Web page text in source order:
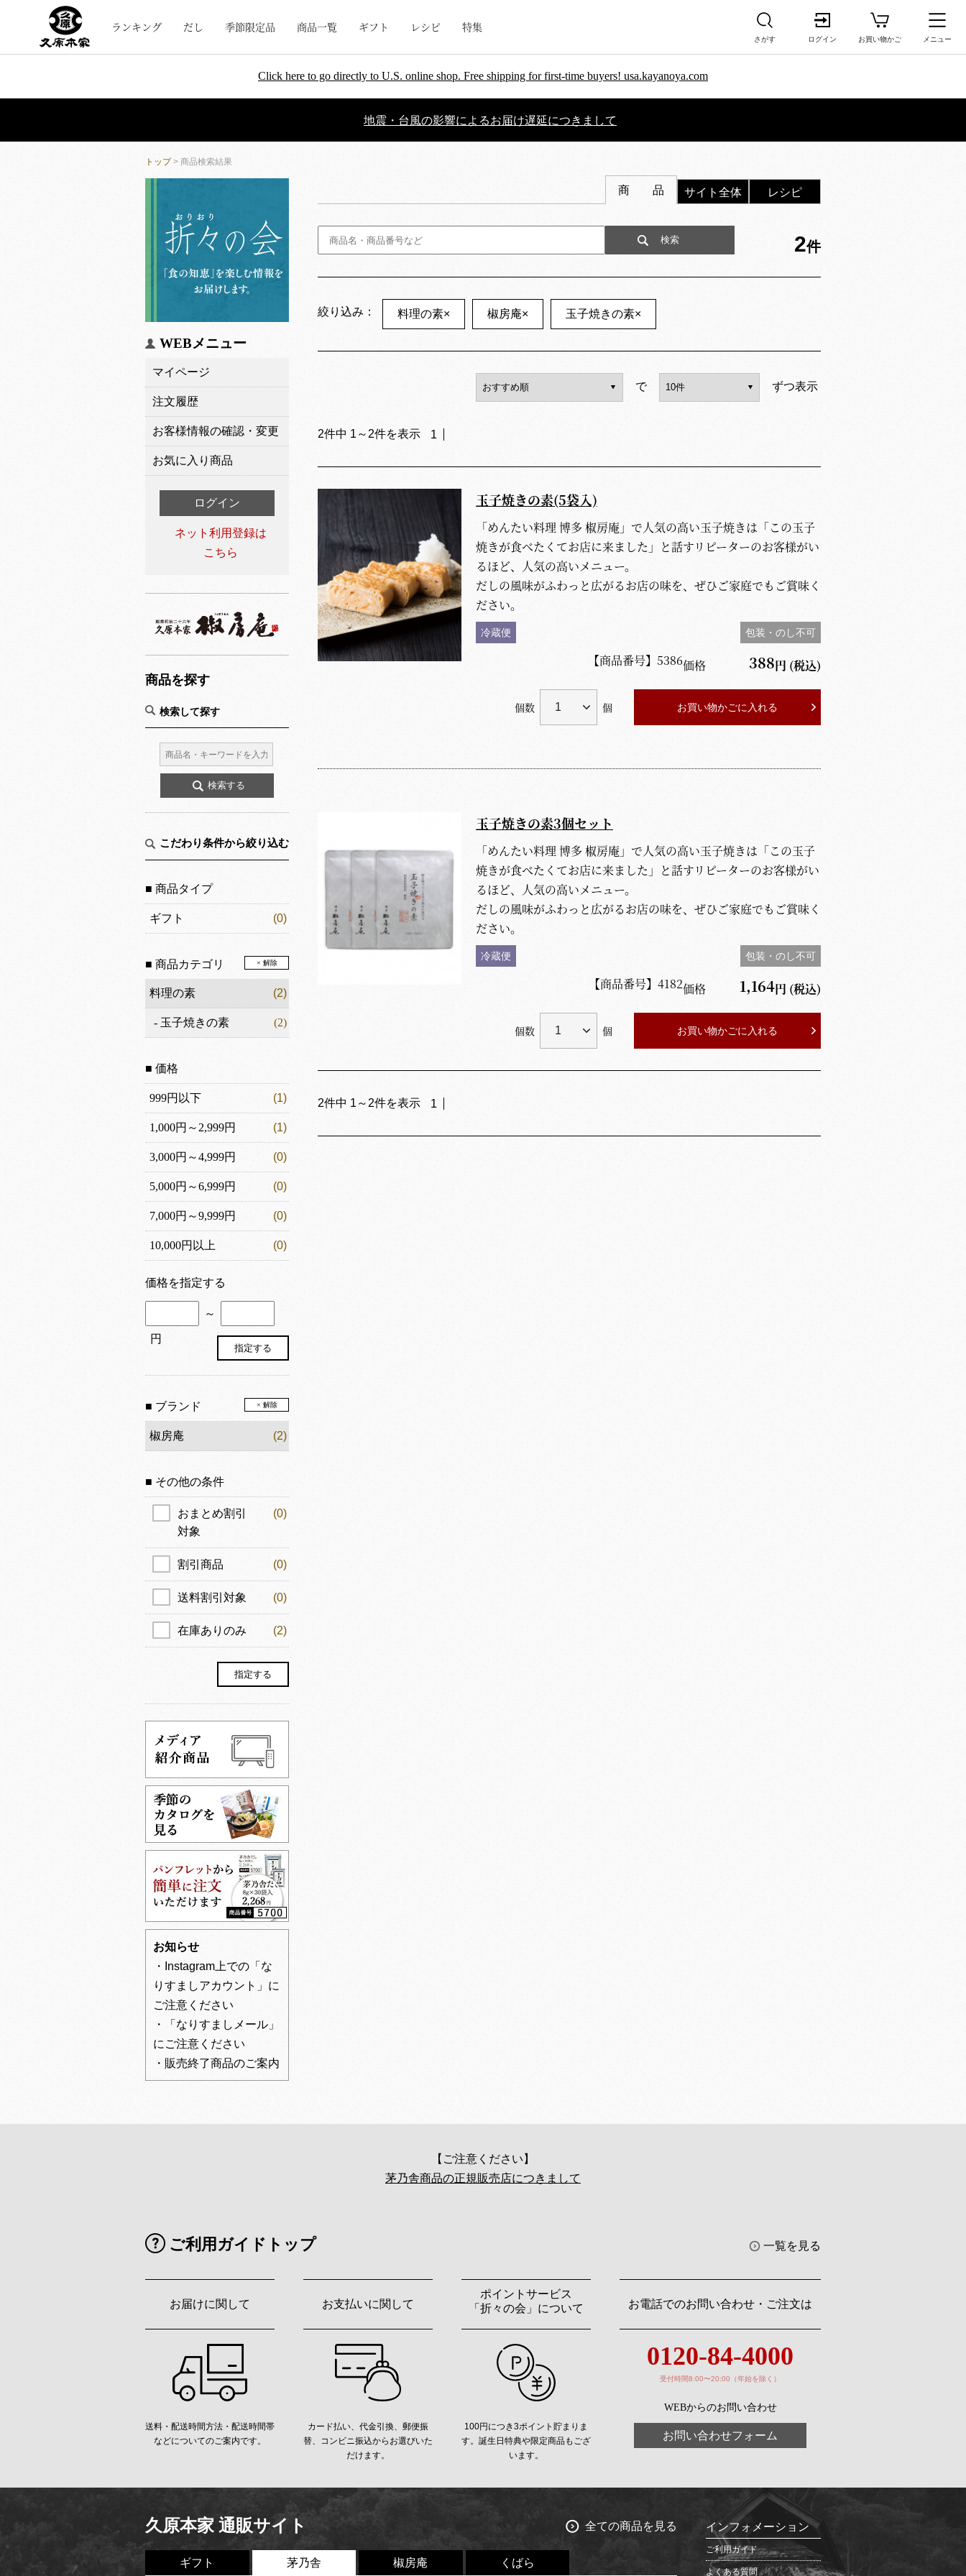
ランキング だし 季節限定品 商品一覧 ギフト レシピ 特集
さがす ログイン お買い物かご メニュー
Click here to go directly to U.S. online shop. Free shipping for first-time buyers! usa.kayanoya.com
地震・台風の影響によるお届け遅延につきまして
トップ> 商品検索結果
WEBメニュー
マイページ
注文履歴
お客様情報の確認・変更
お気に入り商品
ログイン
ネット利用登録は
こちら
商品を探す
検索して探す
こだわり条件から絞り込む
■ 商品タイプ
ギフト (0)
■ 商品カテゴリ × 解除
料理の素 (2)
- 玉子焼きの素 (2)
■ 価格
999円以下 (1)
1,000円～2,999円 (1)
3,000円～4,999円 (0)
5,000円～6,999円 (0)
7,000円～9,999円 (0)
10,000円以上 (0)
価格を指定する
～
円
■ ブランド × 解除
椒房庵 (2)
■ その他の条件
おまとめ割引
対象
(0)
割引商品 (0)
送料割引対象 (0)
在庫ありのみ (2)
お知らせ
・Instagram上での「な
りすましアカウント」に
ご注意ください
・「なりすましメール」
にご注意ください
・販売終了商品のご案内
商 品 サイト全体 レシピ
2件
絞り込み： 料理の素× 椒房庵× 玉子焼きの素×
で ずつ表示
2件中 1 ～ 2件を表示 1
玉子焼きの素(5袋入)
「めんたい料理 博多 椒房庵」で人気の高い玉子焼きは「この玉子
焼きが食べたくてお店に来ました」と話すリピーターのお客様がい
るほど、人気の高いメニュー。
だしの風味がふわっと広がるお店の味を、ぜひご家庭でもご賞味く
ださい。
冷蔵便 包装・のし不可
【商品番号】 5386価格 388円 (税込)
個数 個 お買い物かごに入れる
玉子焼きの素3個セット
「めんたい料理 博多 椒房庵」で人気の高い玉子焼きは「この玉子
焼きが食べたくてお店に来ました」と話すリピーターのお客様がい
るほど、人気の高いメニュー。
だしの風味がふわっと広がるお店の味を、ぜひご家庭でもご賞味く
ださい。
冷蔵便 包装・のし不可
【商品番号】 4182価格 1,164円 (税込)
個数 個 お買い物かごに入れる
2件中 1 ～ 2件を表示 1
【ご注意ください】
茅乃舎商品の正規販売店につきまして
ご利用ガイドトップ 一覧を見る
お届けに関して
送料・配送時間方法・配送時間帯
などについてのご案内です。
お支払いに関して
カード払い、代金引換、郵便振
替、コンビニ振込からお選びいた
だけます。
ポイントサービス
「折々の会」について
100円につき3ポイント貯まりま
す。誕生日特典や限定商品もござ
います。
お電話でのお問い合わせ・ご注文は
0120-84-4000
受付時間8:00〜20:00（年始を除く）
WEBからのお問い合わせ
お問い合わせフォーム
久原本家 通販サイト 全ての商品を見る
ギフト 茅乃舎 椒房庵 くばら
インフォメーション
ご利用ガイド
よくある質問